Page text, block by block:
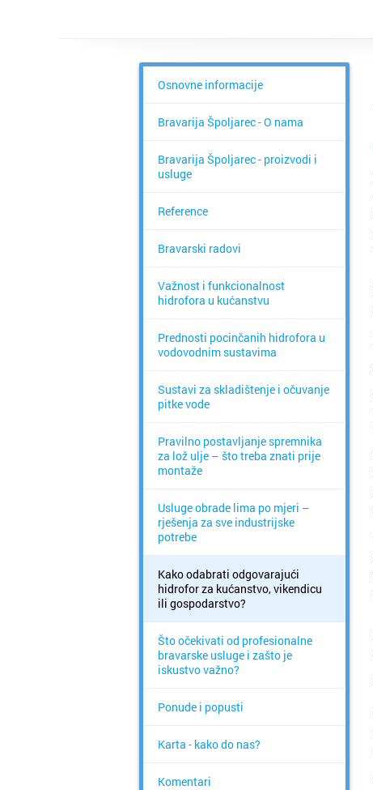
Osnovne informacije
Bravarija Špoljarec - O nama
Bravarija Špoljarec - proizvodi i
usluge
Reference
Bravarski radovi
Važnost i funkcionalnost
hidrofora u kućanstvu
Prednosti pocinčanih hidrofora u
vodovodnim sustavima
Sustavi za skladištenje i očuvanje
pitke vode
Pravilno postavljanje spremnika
za lož ulje – što treba znati prije
montaže
Usluge obrade lima po mjeri –
rješenja za sve industrijske
potrebe
Kako odabrati odgovarajući
hidrofor za kućanstvo, vikendicu
ili gospodarstvo?
Što očekivati od profesionalne
bravarske usluge i zašto je
iskustvo važno?
Ponude i popusti
Karta - kako do nas?
Komentari